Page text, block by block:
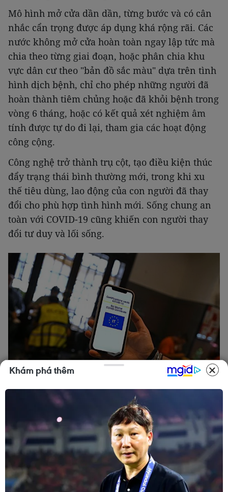
Mô hình mở cửa dần dần, từng bước và có cân
nhắc cẩn trọng được áp dụng khá rộng rãi. Các
nước không mở cửa hoàn toàn ngay lập tức mà
chia theo từng giai đoạn, hoặc phân chia khu
vực dân cư theo "bản đồ sắc màu" dựa trên tình
hình dịch bệnh, chỉ cho phép những người đã
hoàn thành tiêm chủng hoặc đã khỏi bệnh trong
vòng 6 tháng, hoặc có kết quả xét nghiệm âm
tính được tự do đi lại, tham gia các hoạt động
công cộng.
Công nghệ trở thành trụ cột, tạo điều kiện thúc
đẩy trạng thái bình thường mới, trong khi xu
thế tiêu dùng, lao động của con người đã thay
đổi cho phù hợp tình hình mới. Sống chung an
toàn với COVID-19 cũng khiến con người thay
đổi tư duy và lối sống.
Kiểm tra chứng nhận tiêm vaccine phòng COVID-19 của khách
hàng tại một nhà hàng ở Rome, Italy. (Ảnh: AFP/TTXVN)
“Chìa khóa” để hướng tới cuộc sống bình
thường chính là tiêm chủng đại trà. Trước sự
tấn công của các biến thể mới, các nước cũng
tích cực mở rộng đối tượng tiêm phòng, triển
Khám phá thêm